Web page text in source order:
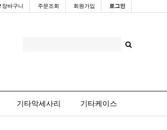
장바구니 주문조회 회원가입 로그인
기타악세사리 기타케이스